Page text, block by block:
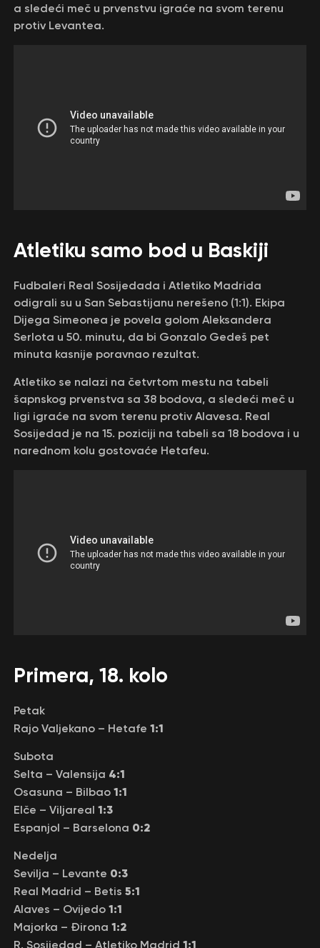
a sledeći meč u prvenstvu igraće na svom terenu
protiv Levantea.
Atletiku samo bod u Baskiji
Fudbaleri Real Sosijedada i Atletiko Madrida
odigrali su u San Sebastijanu nerešeno (1:1). Ekipa
Dijega Simeonea je povela golom Aleksandera
Serlota u 50. minutu, da bi Gonzalo Gedeš pet
minuta kasnije poravnao rezultat.
Atletiko se nalazi na četvrtom mestu na tabeli
šapnskog prvenstva sa 38 bodova, a sledeći meč u
ligi igraće na svom terenu protiv Alavesa. Real
Sosijedad je na 15. poziciji na tabeli sa 18 bodova i u
narednom kolu gostovaće Hetafeu.
Primera, 18. kolo
Petak
Rajo Valjekano – Hetafe 1:1
Subota
Selta – Valensija 4:1
Osasuna – Bilbao 1:1
Elče – Viljareal 1:3
Espanjol – Barselona 0:2
Nedelja
Sevilja – Levante 0:3
Real Madrid – Betis 5:1
Alaves – Ovijedo 1:1
Majorka – Đirona 1:2
R. Sosijedad – Atletiko Madrid 1:1